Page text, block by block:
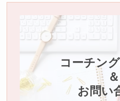
コーチン
＆
お問い